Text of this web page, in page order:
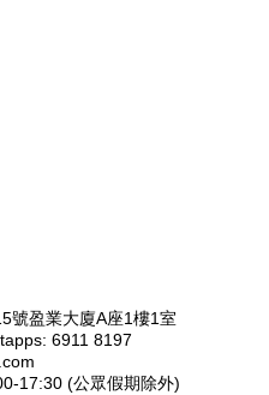
號盈業大廈A座1樓1室
6911 8197
17:30 (公眾假期除外)